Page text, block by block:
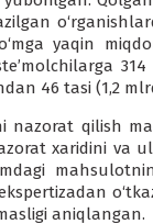
yaqin
46 tasi (1,2
nazorat qilish
xaridini va
aniqlangan.